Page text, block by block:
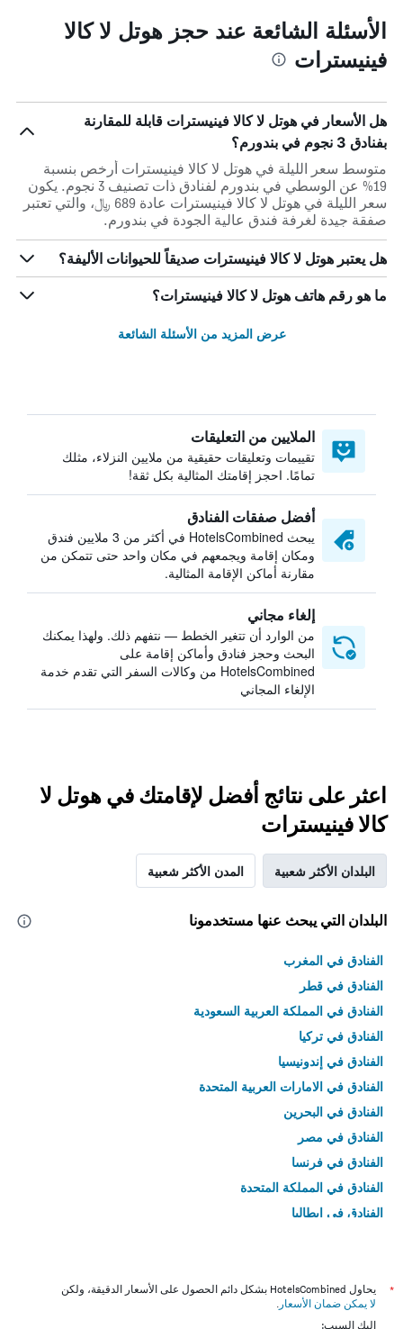
الأسئلة الشائعة عند حجز هوتل لا كالا
فينيسترات
هل الأسعار في هوتل لا كالا فينيسترات قابلة للمقارنة
بفنادق 3 نجوم في بندورم؟
متوسط سعر الليلة في هوتل لا كالا فينيسترات أرخص بنسبة
19% عن الوسطي في بندورم لفنادق ذات تصنيف 3 نجوم. يكون
سعر الليلة في هوتل لا كالا فينيسترات عادة 689 ﷼، والتي تعتبر
صفقة جيدة لغرفة فندق عالية الجودة في بندورم.
هل يعتبر هوتل لا كالا فينيسترات صديقاً للحيوانات الأليفة؟
ما هو رقم هاتف هوتل لا كالا فينيسترات؟
عرض المزيد من الأسئلة الشائعة
الملايين من التعليقات
تقييمات وتعليقات حقيقية من ملايين النزلاء، مثلك
تمامًا. احجز إقامتك المثالية بكل ثقة!
أفضل صفقات الفنادق
يبحث HotelsCombined في أكثر من 3 ملايين فندق
ومكان إقامة ويجمعهم في مكان واحد حتى تتمكن من
مقارنة أماكن الإقامة المثالية.
إلغاء مجاني
من الوارد أن تتغير الخطط — نتفهم ذلك. ولهذا يمكنك
البحث وحجز فنادق وأماكن إقامة على
HotelsCombined من وكالات السفر التي تقدم خدمة
الإلغاء المجاني
اعثر على نتائج أفضل لإقامتك في هوتل لا
كالا فينيسترات
البلدان الأكثر شعبية المدن الأكثر شعبية
البلدان التي يبحث عنها مستخدمونا
الفنادق في المغرب
الفنادق في قطر
الفنادق في المملكة العربية السعودية
الفنادق في تركيا
الفنادق في إندونيسيا
الفنادق في الامارات العربية المتحدة
الفنادق في البحرين
الفنادق في مصر
الفنادق في فرنسا
الفنادق في المملكة المتحدة
الفنادق في إيطاليا
*
يحاول HotelsCombined بشكل دائم الحصول على الأسعار الدقيقة، ولكن
لا يمكن ضمان الأسعار .
إليك السبب: